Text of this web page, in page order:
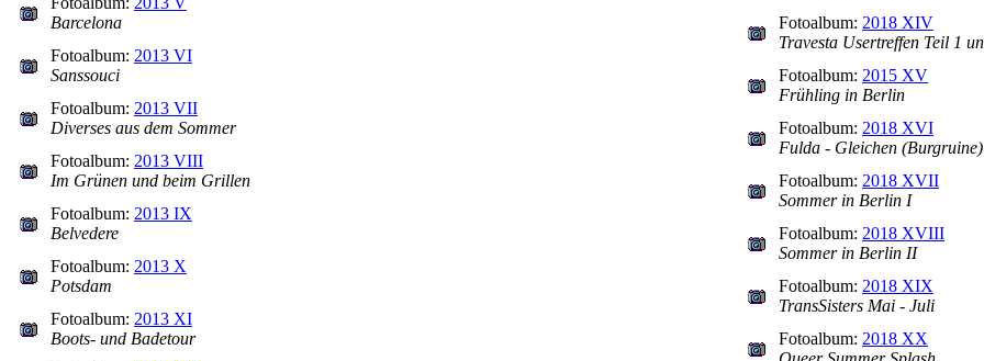
Barcelona
Fotoalbum: 2013 VI
Sanssouci
Fotoalbum: 2013 VII
Diverses aus dem Sommer
Fotoalbum: 2013 VIII
Im Grünen und beim Grillen
Fotoalbum: 2013 IX
Belvedere
Fotoalbum: 2013 X
Potsdam
Fotoalbum: 2013 XI
Boots- und Badetour
Fotoalbum: 2018 XIV
Travesta Usertreffen Teil 1
Fotoalbum: 2015 XV
Frühling in Berlin
Fotoalbum: 2018 XVI
Fulda - Gleichen
Fotoalbum: 2018 XVII
Sommer in Berlin I
Fotoalbum: 2018 XVIII
Sommer in Berlin II
Fotoalbum: 2018 XIX
TransSisters Mai - Juli
Fotoalbum: 2018 XX